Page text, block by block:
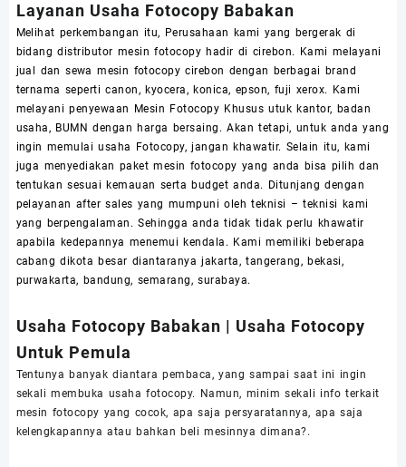
Layanan Usaha Fotocopy Babakan
Melihat perkembangan itu, Perusahaan kami yang bergerak di
bidang distributor mesinfotocopy hadir di cirebon. Kami melayani
jual dan sewa mesin fotocopy cirebon dengan berbagai brand
ternama seperti canon, kyocera, konica, epson, fuji xerox. Kami
melayani penyewaan Mesin Fotocopy Khusus utuk kantor, badan
usaha, BUMN dengan harga bersaing. Akan tetapi, untuk anda yang
ingin memulai usaha Fotocopy, jangan khawatir. Selain itu, kami
juga menyediakan paket mesin fotocopy yang anda bisa pilih dan
tentukan sesuai kemauan serta budget anda. Ditunjang dengan
pelayanan after sales yang mumpuni oleh teknisi – teknisi kami
yang berpengalaman. Sehingga anda tidak tidak perlu khawatir
apabila kedepannya menemui kendala. Kami memiliki beberapa
cabang dikota besar diantaranya jakarta, tangerang, bekasi,
purwakarta, bandung, semarang, surabaya.
Usaha Fotocopy Babakan | Usaha Fotocopy
Untuk Pemula
Tentunya banyak diantara pembaca, yang sampai saat ini ingin
sekali membuka usaha fotocopy. Namun, minim sekali info terkait
mesin fotocopy yang cocok, apa saja persyaratannya, apa saja
kelengkapannya atau bahkan beli mesinnya dimana?.